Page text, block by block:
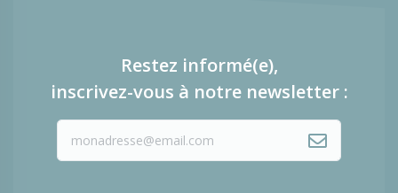
Restez informé(e),
inscrivez-vous à notre newsletter :